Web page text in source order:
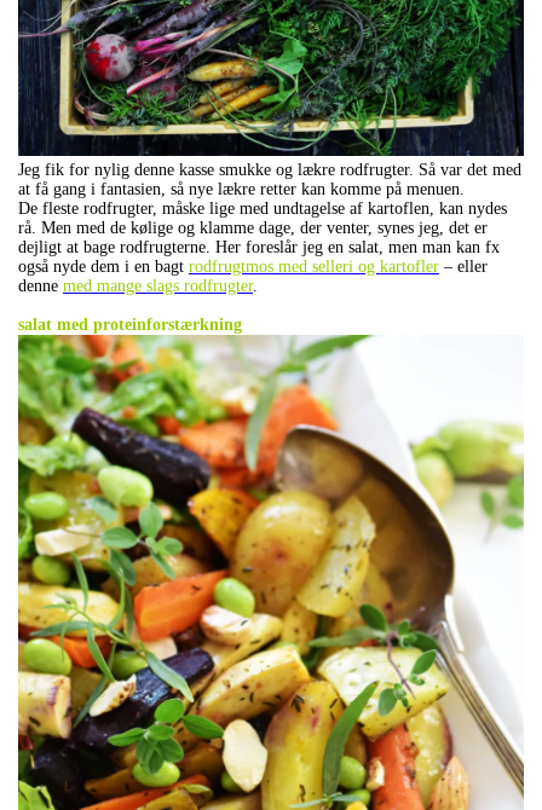
Jeg fik for nylig denne kasse smukke og lækre rodfrugter. Så var det med
at få gang i fantasien, så nye lækre retter kan komme på menuen.
De fleste rodfrugter, måske lige med undtagelse af kartoflen, kan nydes
rå. Men med de kølige og klamme dage, der venter, synes jeg, det er
dejligt at bage rodfrugterne. Her foreslår jeg en salat, men man kan fx
også nyde dem i en bagt rodfrugtmos med selleri og kartofler – eller
denne med mange slags rodfrugter.
salat med proteinforstærkning